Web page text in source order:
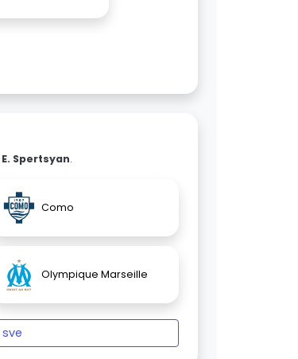
E. Spertsyan.
Como
Olympique Marseille